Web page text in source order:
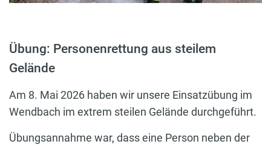
Übung: Personenrettung aus steilem
Gelände
Am 8. Mai 2026 haben wir unsere Einsatzübung im
Wendbach im extrem steilen Gelände durchgeführt.
Übungsannahme war, dass eine Person neben der